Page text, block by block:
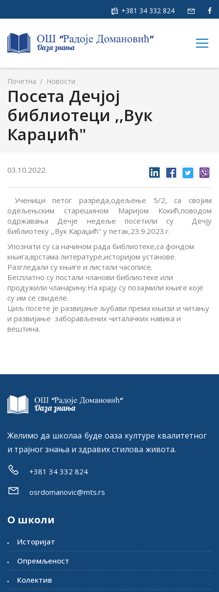
+381 34 332 824
Почетна / Новости
Посета Дечјој
библиотеци ,,Вук
Караџић"
03.10.2022.
Ученици петог разреда,одељење 5/2, са својим
одељењским старешином Маријом Кокић,поводом
одржавања Дечје недеље посетили су Дечју
библиотеку ,,Вук Караџић" у петак,23.9.2023.г.
Упознати су са начином рада библиотеке,са фондом
књига,врстама литературе,историјом установе.
Разгледали су књиге и листали часописе.
Бесплатно су постали чланови библиотеке или
продужили чланарину.На крају су позајмили књиге које
су им се свиделе.
Циљ посете је развијање љубави према књизи и читању
и развијање заборављених читалачких навика и
вештина.
Желимо да школаа буде оаза културе квалитетног
и трајног знања и здравих стилова живота.
+381 34 332 824
osrdomanovic@mts.rs
О школи
Историјат
Опремљеност
Колектив